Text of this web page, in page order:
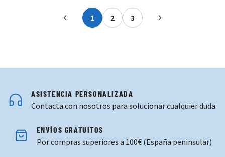
Actualmente estás leyendo página
1
Página
2
Página
3
ASISTENCIA PERSONALIZADA
Contacta con nosotros para solucionar cualquier duda.
ENVÍOS GRATUITOS
Por compras superiores a 100€ (España peninsular)